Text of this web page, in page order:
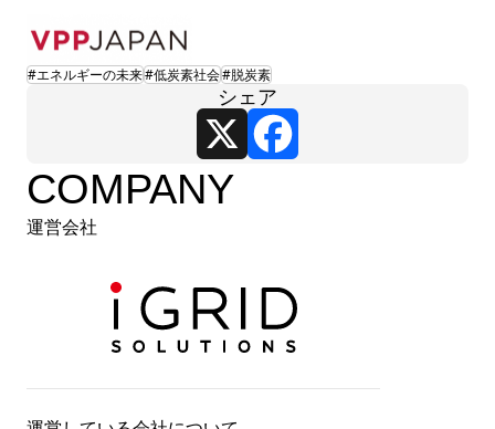
#エネルギーの未来#低炭素社会#脱炭素
シェア
X
COMPANY
運営会社